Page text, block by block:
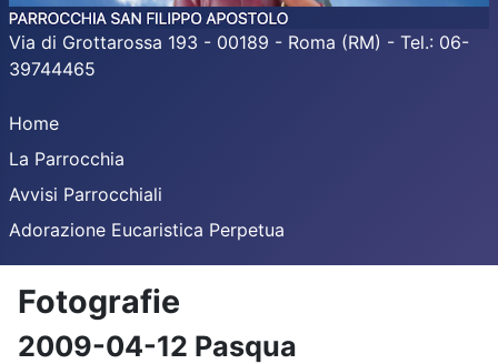
Via di Grottarossa 193 - 00189 - Roma (RM) - Tel.: 06-
39744465
Home
La Parrocchia
Avvisi Parrocchiali
Adorazione Eucaristica Perpetua
Fotografie
2009-04-12 Pasqua